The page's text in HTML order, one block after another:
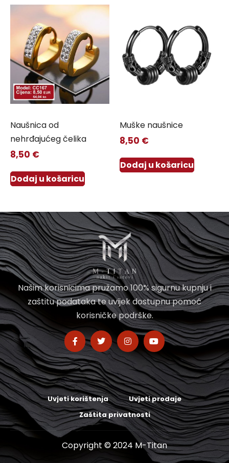
Naušnica od
nehrđajućeg čelika
8,50 €
Dodaj u košaricu
Muške naušnice
8,50 €
Dodaj u košaricu
Našim korisnicima pružamo 100% sigurnu kupnju i
zaštitu podataka te uvijek dostupnu pomoć
korisničke podrške.
Uvjeti korištenja
Uvjeti prodaje
Zaštita privatnosti
Copyright © 2024 M-Titan